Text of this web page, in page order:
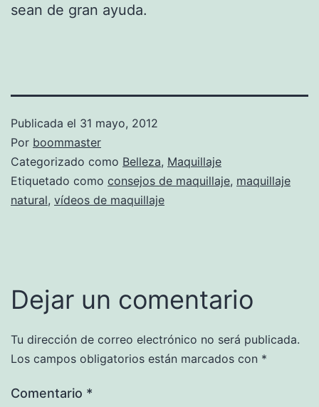
sean de gran ayuda.
Publicada el 31 mayo, 2012
Por boommaster
Categorizado como Belleza, Maquillaje
Etiquetado como consejos de maquillaje, maquillaje
natural, vídeos de maquillaje
Dejar un comentario
Tu dirección de correo electrónico no será publicada.
Los campos obligatorios están marcados con *
Comentario *